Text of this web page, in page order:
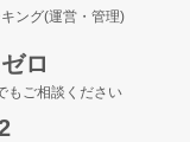
ング(運営・管理)
ロ
もご相談ください